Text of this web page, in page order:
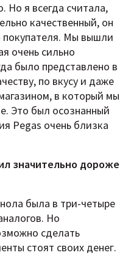
Но я всегда считала,
качественный, он
покупателя. Мы вышли
очень сильно
было представлено в
по вкусу и даже
в который мы
Это был осознанный
Pegas очень близка
значительно дороже
была в три-четыре
Но
сделать
стоят своих денег.